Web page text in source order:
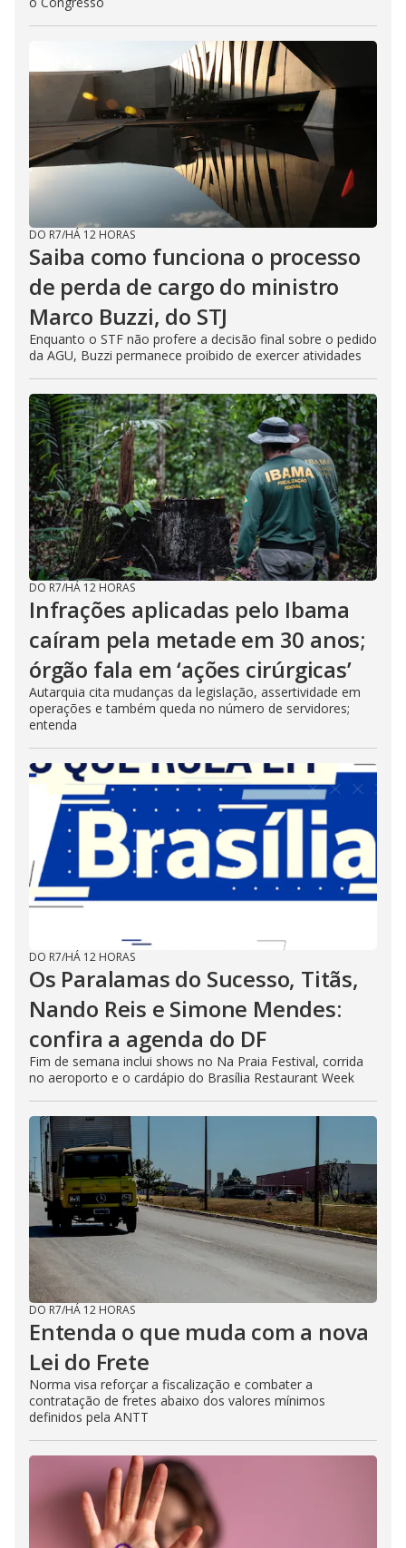
DO R7/HÁ 12 HORAS
Saiba como funciona o processo
de perda de cargo do ministro
Marco Buzzi, do STJ
Enquanto o STF não profere a decisão final sobre o pedido
da AGU, Buzzi permanece proibido de exercer atividades
DO R7/HÁ 12 HORAS
Infrações aplicadas pelo Ibama
caíram pela metade em 30 anos;
órgão fala em ‘ações cirúrgicas’
Autarquia cita mudanças da legislação, assertividade em
operações e também queda no número de servidores;
entenda
DO R7/HÁ 12 HORAS
Os Paralamas do Sucesso, Titãs,
Nando Reis e Simone Mendes:
confira a agenda do DF
Fim de semana inclui shows no Na Praia Festival, corrida
no aeroporto e o cardápio do Brasília Restaurant Week
DO R7/HÁ 12 HORAS
Entenda o que muda com a nova
Lei do Frete
Norma visa reforçar a fiscalização e combater a
contratação de fretes abaixo dos valores mínimos
definidos pela ANTT